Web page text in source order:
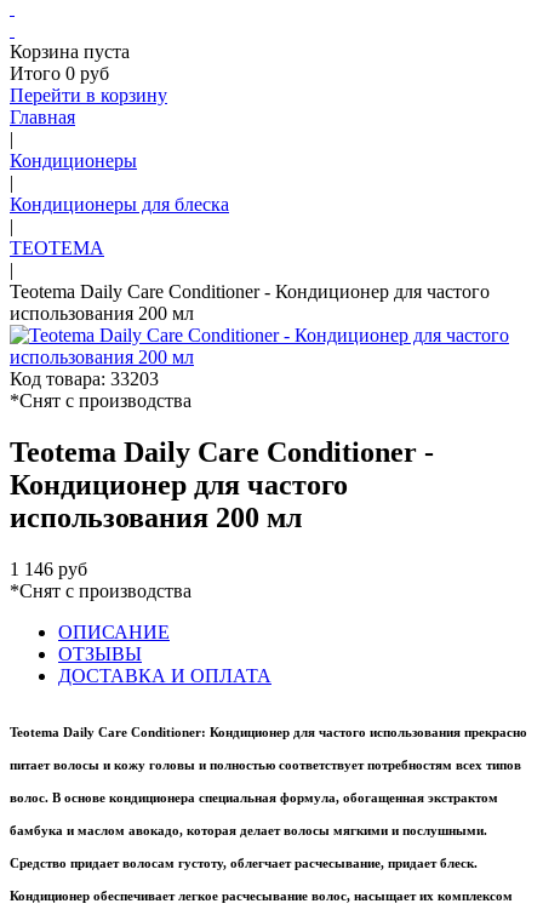
Корзина пуста
Итого 0 руб
Перейти в корзину
Главная
|
Кондиционеры
|
Кондиционеры для блеска
|
TEOTEMA
|
Teotema Daily Care Conditioner - Кондиционер для частого
использования 200 мл
Код товара: 33203
*Снят с производства
Teotema Daily Care Conditioner -
Кондиционер для частого
использования 200 мл
1 146 руб
*Снят с производства
ОПИСАНИЕ
ОТЗЫВЫ
ДОСТАВКА И ОПЛАТА
Teotema Daily Care Conditioner: Кондиционер для частого использования прекрасно
питает волосы и кожу головы и полностью соответствует потребностям всех типов
волос. В основе кондиционера специальная формула, обогащенная экстрактом
бамбука и маслом авокадо, которая делает волосы мягкими и послушными.
Средство придает волосам густоту, облегчает расчесывание, придает блеск.
Кондиционер обеспечивает легкое расчесывание волос, насыщает их комплексом